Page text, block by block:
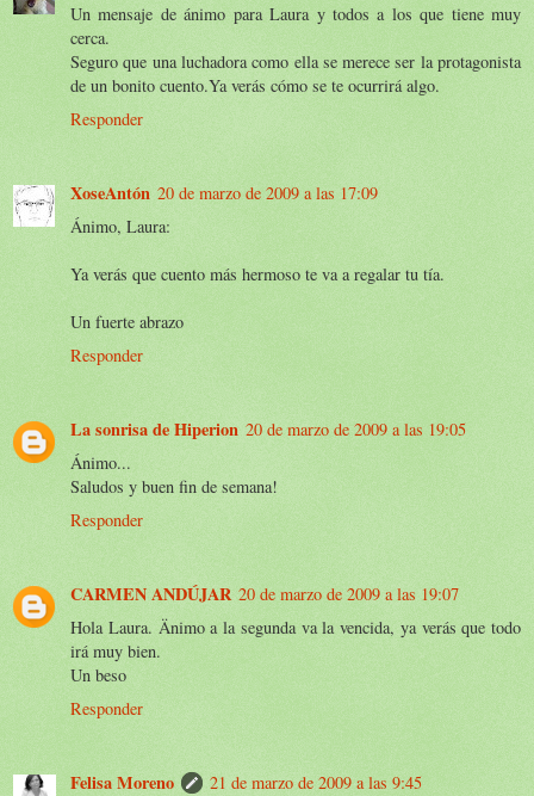
Un mensaje de ánimo para Laura y todos a los que tiene muy
cerca.
Seguro que una luchadora como ella se merece ser la protagonista
de un bonito cuento.Ya verás cómo se te ocurrirá algo.
Responder
XoseAntón 20 de marzo de 2009 a las 17:09
Ánimo, Laura:
Ya verás que cuento más hermoso te va a regalar tu tía.
Un fuerte abrazo
Responder
La sonrisa de Hiperion 20 de marzo de 2009 a las 19:05
Ánimo...
Saludos y buen fin de semana!
Responder
CARMEN ANDÚJAR 20 de marzo de 2009 a las 19:07
Hola Laura. Änimo a la segunda va la vencida, ya verás que todo
irá muy bien.
Un beso
Responder
Felisa Moreno
21 de marzo de 2009 a las 9:45